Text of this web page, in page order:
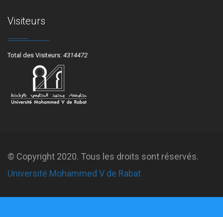
Visiteurs
Total des Visiteurs: 4314472
© Copyright 2020. Tous les droits sont réservés.
Université Mohammed V de Rabat